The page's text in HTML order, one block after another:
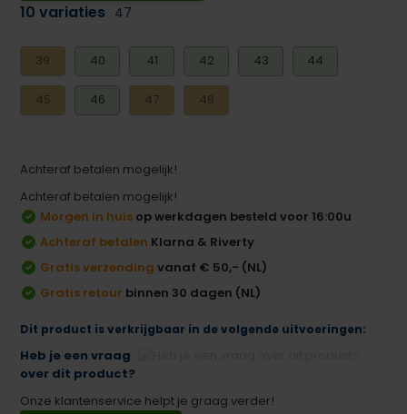
10 variaties 47
39 40 41 42 43 44
45 46 47 48
Achteraf betalen mogelijk!
Achteraf betalen mogelijk!
Morgen in huis op werkdagen besteld voor 16:00u
Achteraf betalen Klarna & Riverty
Gratis verzending vanaf € 50,- (NL)
Gratis retour binnen 30 dagen (NL)
Dit product is verkrijgbaar in de volgende uitvoeringen:
Heb je een vraag
over dit product?
Onze klantenservice helpt je graag verder!